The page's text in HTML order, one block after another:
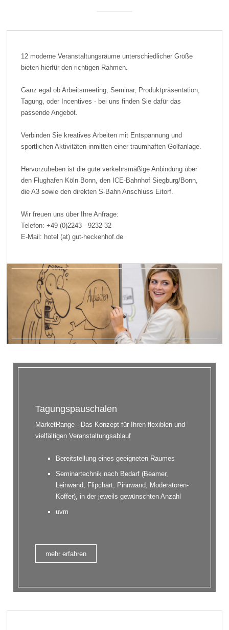
12 moderne Veranstaltungsräume unterschiedlicher Größe
bieten hierfür den richtigen Rahmen.
Ganz egal ob Arbeitsmeeting, Seminar, Produktpräsentation,
Tagung, oder Incentives - bei uns finden Sie dafür das
passende Angebot.
Verbinden Sie kreatives Arbeiten mit Entspannung und
sportlichen Aktivitäten inmitten einer traumhaften Golfanlage.
Hervorzuheben ist die gute verkehrsmäßige Anbindung über
den Flughafen Köln Bonn, den ICE-Bahnhof Siegburg/Bonn,
die A3 sowie den direkten S-Bahn Anschluss Eitorf.
Wir freuen uns über Ihre Anfrage:
Telefon: +49 (0)2243 - 9232-32
E-Mail: hotel (at) gut-heckenhof.de
Tagungspauschalen
MarketRange - Das Konzept für Ihren flexiblen und
vielfältigen Veranstaltungsablauf
Bereitstellung eines geeigneten Raumes
Seminartechnik nach Bedarf (Beamer,
Leinwand, Flipchart, Pinnwand, Moderatoren-
Koffer), in der jeweils gewünschten Anzahl
uvm
mehr erfahren